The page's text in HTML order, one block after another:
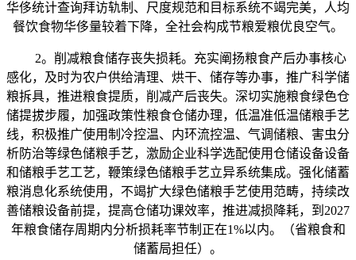
华侈统计查询拜访轨制、尺度规范和目标系统不竭完美，人均
餐饮食物华侈量较着下降，全社会构成节粮爱粮优良空气。
2。削减粮食储存丧失损耗。充实阐扬粮食产后办事核心
感化，及时为农户供给清理、烘干、储存等办事，推广科学储
粮拆具，推进粮食提质，削减产后丧失。深切实施粮食绿色仓
储提拔步履，加强政策性粮食仓储办理，低温准低温储粮手艺
线，积极推广使用制冷控温、内环流控温、气调储粮、害虫分
析防治等绿色储粮手艺，激励企业科学选配使用仓储设备设备
和储粮手艺工艺，鞭策绿色储粮手艺立异系统集成。强化储蓄
粮消息化系统使用，不竭扩大绿色储粮手艺使用范畴，持续改
善储粮设备前提，提高仓储功课效率，推进减损降耗，到2027
年粮食储存周期内分析损耗率节制正在1%以内。（省粮食和
储蓄局担任）。